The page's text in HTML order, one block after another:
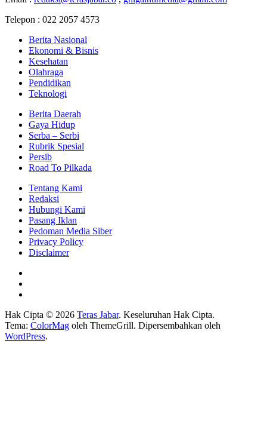
Telepon : 022 2057 4573
Berita Nasional
Ekonomi & Bisnis
Kesehatan
Olahraga
Pendidikan
Teknologi
Berita Daerah
Gaya Hidup
Serba – Serbi
Rubrik Spesial
Persib
Road To Pilkada
Tentang Kami
Redaksi
Hubungi Kami
Pasang Iklan
Pedoman Media Siber
Privacy Policy
Disclaimer
Hak Cipta © 2026 Teras Jabar. Keseluruhan Hak Cipta.
Tema: ColorMag oleh ThemeGrill. Dipersembahkan oleh
WordPress.